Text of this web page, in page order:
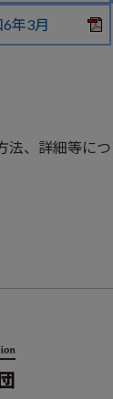
年3月
、詳細等に